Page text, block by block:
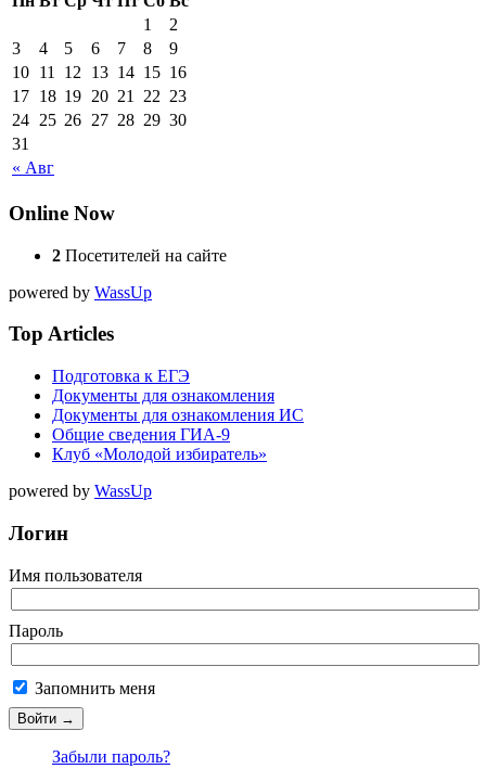
« Авг
1
2
3
4 5 6 7 8
9
10 11 12 13 14 15 16
17 18 19 20 21 22 23
24 25 26 27 28 29 30
31
Online Now
2 Посетителей на сайте
powered by WassUp
Top Articles
Подготовка к ЕГЭ
Документы для ознакомления
Документы для ознакомления ИС
Общие сведения ГИА-9
Клуб «Молодой избиратель»
powered by WassUp
Логин
Имя пользователя
Пароль
Запомнить меня
Забыли пароль?